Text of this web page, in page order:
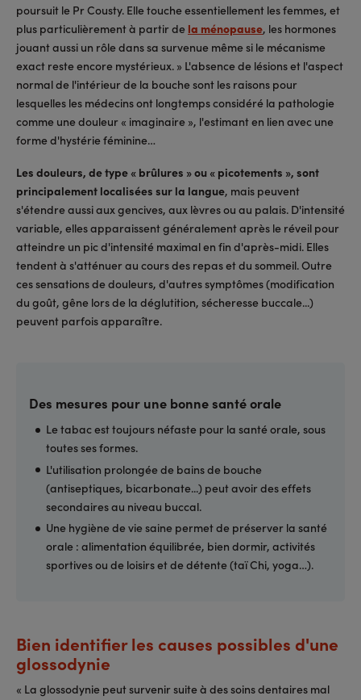
poursuit le Pr Cousty. Elle touche essentiellement les femmes, et
plus particulièrement à partir de la ménopause, les hormones
jouant aussi un rôle dans sa survenue même si le mécanisme
exact reste encore mystérieux. » L'absence de lésions et l'aspect
normal de l'intérieur de la bouche sont les raisons pour
lesquelles les médecins ont longtemps considéré la pathologie
comme une douleur « imaginaire », l'estimant en lien avec une
forme d'hystérie féminine…
Les douleurs, de type « brûlures » ou « picotements », sont
principalement localisées sur la langue, mais peuvent
s'étendre aussi aux gencives, aux lèvres ou au palais. D'intensité
variable, elles apparaissent généralement après le réveil pour
atteindre un pic d'intensité maximal en fin d'après-midi. Elles
tendent à s'atténuer au cours des repas et du sommeil. Outre
ces sensations de douleurs, d'autres symptômes (modification
du goût, gêne lors de la déglutition, sécheresse buccale...)
peuvent parfois apparaître.
Des mesures pour une bonne santé orale
Le tabac est toujours néfaste pour la santé orale, sous
toutes ses formes.
L'utilisation prolongée de bains de bouche
(antiseptiques, bicarbonate...) peut avoir des effets
secondaires au niveau buccal.
Une hygiène de vie saine permet de préserver la santé
orale : alimentation équilibrée, bien dormir, activités
sportives ou de loisirs et de détente (taï Chi, yoga…).
Bien identifier les causes possibles d'une
glossodynie
« La glossodynie peut survenir suite à des soins dentaires mal